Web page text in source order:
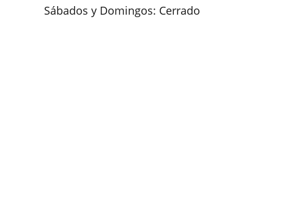
Sábados y Domingos: Cerrado